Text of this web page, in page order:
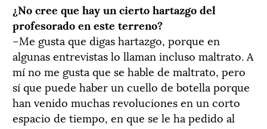
¿No cree que hay un cierto hartazgo del
profesorado en este terreno?
–Me gusta que digas hartazgo, porque en
algunas entrevistas lo llaman incluso maltrato. A
mí no me gusta que se hable de maltrato, pero
sí que puede haber un cuello de botella porque
han venido muchas revoluciones en un corto
espacio de tiempo, en que se le ha pedido al